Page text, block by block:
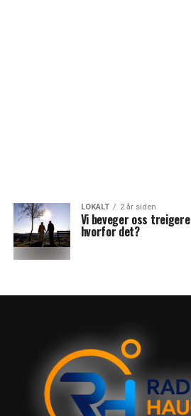
LOKALT 2 år siden
Vi beveger oss
hvorfor det?